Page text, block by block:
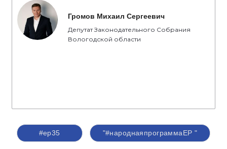
Громов Михаил Сергеевич
Депутат Законодательного Собрания
Вологодской области
#ер35 "#народнаяпрограммаЕР "